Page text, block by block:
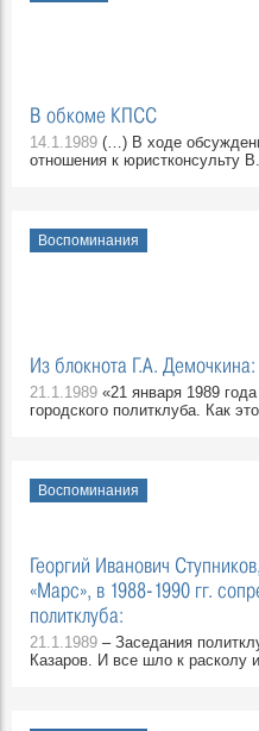
В обкоме КПСС
14.1.1989 (…) В ходе
отношения к юристконсульту
Воспоминания
Из блокнота Г.А. Демочкина:
21.1.1989 «21 января 1989
городского политклуба. Как
Воспоминания
Георгий Иванович
«Марс», в 1988-1990 гг.
политклуба:
21.1.1989 – Заседания
Казаров. И все шло к расколу